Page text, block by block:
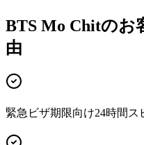
BTS Mo Chitのお
由
緊急ビザ期限向け24時間ス